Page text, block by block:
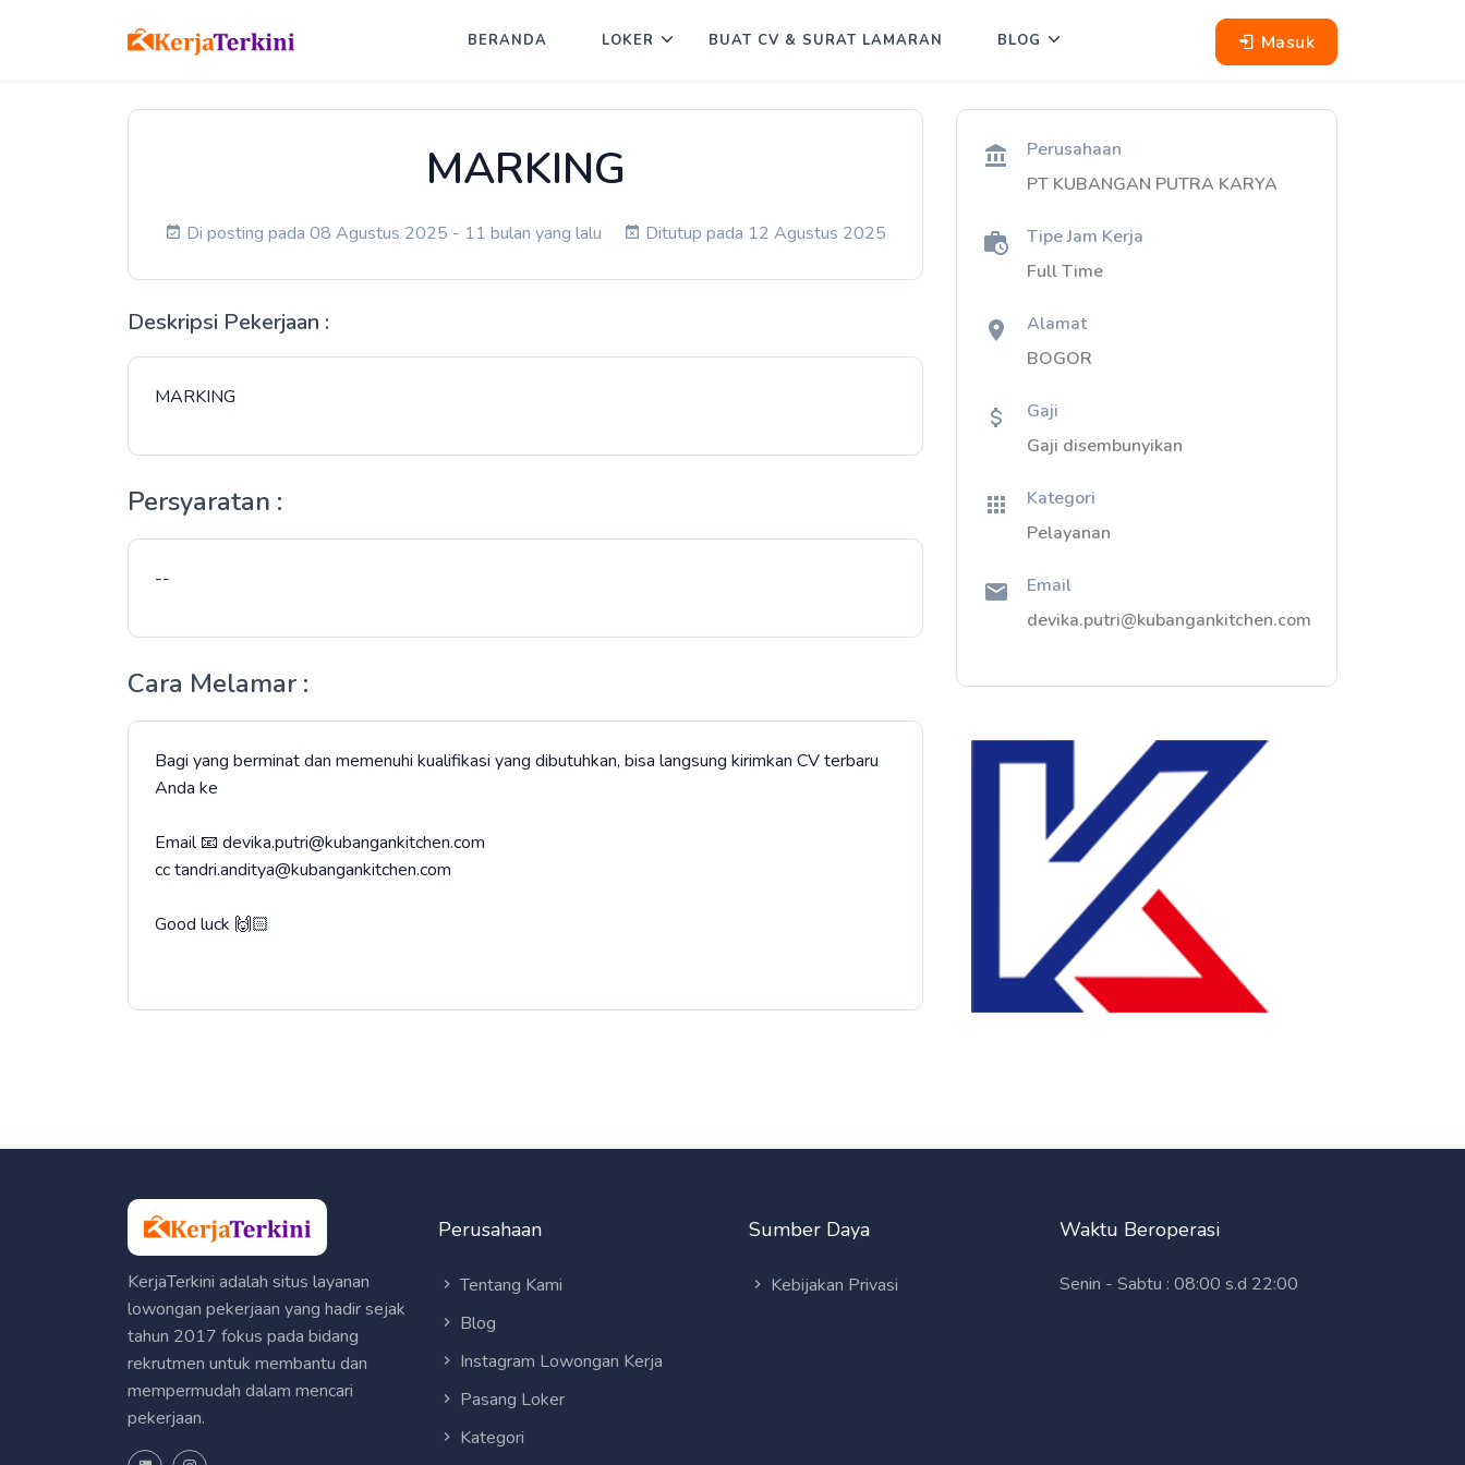
Masuk
BERANDA LOKER BUAT CV & SURAT LAMARAN BLOG
MARKING
Di posting pada 08 Agustus 2025 - 11 bulan yang lalu Ditutup pada 12 Agustus 2025
Deskripsi Pekerjaan :
MARKING
Persyaratan :
--
Cara Melamar :
Bagi yang berminat dan memenuhi kualifikasi yang dibutuhkan, bisa langsung kirimkan CV terbaru
Anda ke
Email 📧 devika.putri@kubangankitchen.com
cc tandri.anditya@kubangankitchen.com
Good luck 🙌🏻
Perusahaan
PT KUBANGAN PUTRA KARYA
Tipe Jam Kerja
Full Time
Alamat
BOGOR
Gaji
Gaji disembunyikan
Kategori
Pelayanan
Email
devika.putri@kubangankitchen.com
KerjaTerkini adalah situs layanan
lowongan pekerjaan yang hadir sejak
tahun 2017 fokus pada bidang
rekrutmen untuk membantu dan
mempermudah dalam mencari
pekerjaan.
Perusahaan
Tentang Kami
Blog
Instagram Lowongan Kerja
Pasang Loker
Kategori
Sumber Daya
Kebijakan Privasi
Waktu Beroperasi
Senin - Sabtu : 08:00 s.d 22:00